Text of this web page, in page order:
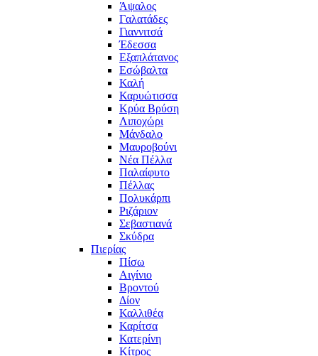
Άψαλος
Γαλατάδες
Γιαννιτσά
Έδεσσα
Εξαπλάτανος
Εσώβαλτα
Καλή
Καρυώτισσα
Κρύα Βρύση
Λιποχώρι
Μάνδαλο
Μαυροβούνι
Νέα Πέλλα
Παλαίφυτο
Πέλλας
Πολυκάρπι
Ριζάριον
Σεβαστιανά
Σκύδρα
Πιερίας
Πίσω
Αιγίνιο
Βροντού
Δίον
Καλλιθέα
Καρίτσα
Κατερίνη
Κίτρος